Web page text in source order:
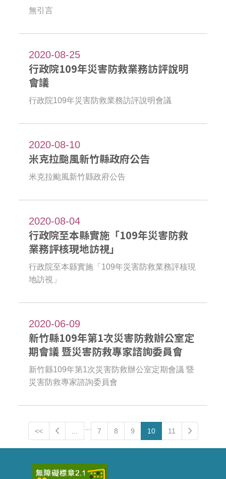
無引言
2020-08-25
行政院109年災害防救業務訪評說明
會議
行政院109年災害防救業務訪評說明會議
2020-08-10
米克拉颱風新竹縣政府公告
米克拉颱風新竹縣政府公告
2020-08-04
行政院至本縣實施「109年災害防救
業務評核現地訪視」
行政院至本縣實施「109年災害防救業務評核現
地訪視」
2020-06-09
新竹縣109年第1次災害防救辦公室定
期會議 暨災害防救專家諮詢委員會
新竹縣109年第1次災害防救辦公室定期會議 暨
災害防救專家諮詢委員會
<< Preview 7 8 9 10 11 Next